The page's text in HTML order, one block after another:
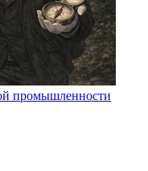
промышленности